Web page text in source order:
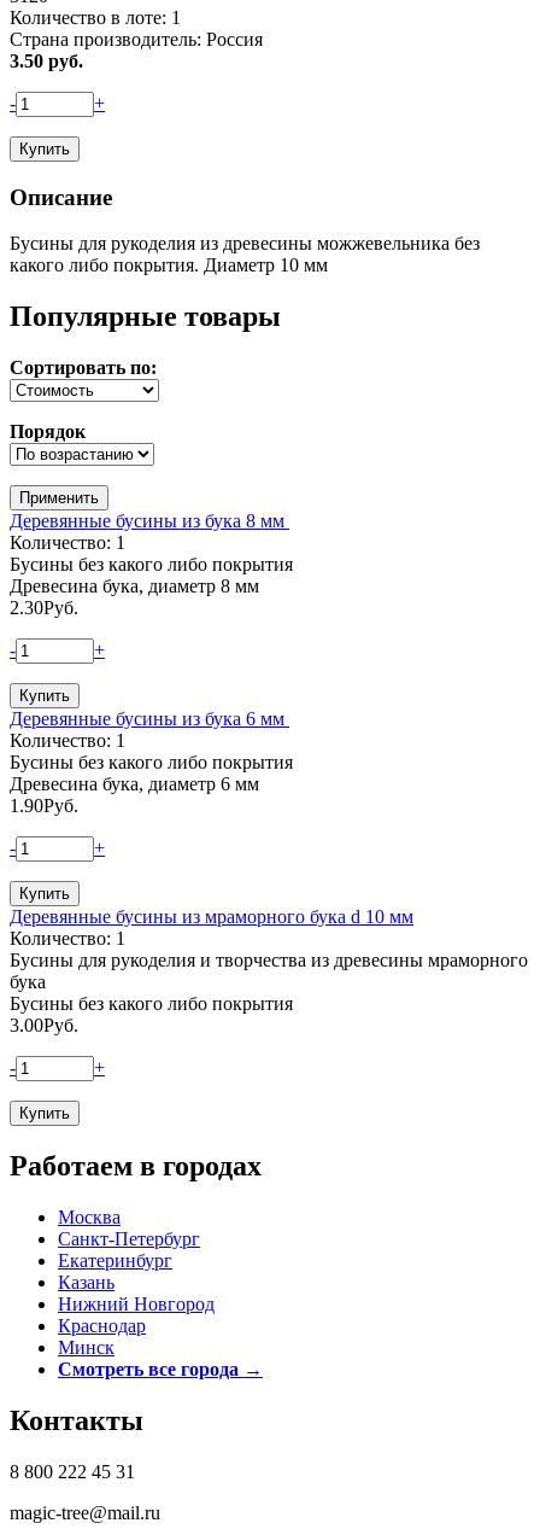
Количество в лоте: 1
Страна производитель: Россия
3.50 руб.
- +
Описание
Бусины для рукоделия из древесины можжевельника без
какого либо покрытия. Диаметр 10 мм
Популярные товары
Сортировать по:
Порядок
Деревянные бусины из бука 8 мм
Количество: 1
Бусины без какого либо покрытия
Древесина бука, диаметр 8 мм
2.30Руб.
- +
Деревянные бусины из бука 6 мм
Количество: 1
Бусины без какого либо покрытия
Древесина бука, диаметр 6 мм
1.90Руб.
- +
Деревянные бусины из мраморного бука d 10 мм
Количество: 1
Бусины для рукоделия и творчества из древесины мраморного
бука
Бусины без какого либо покрытия
3.00Руб.
- +
Работаем в городах
Москва
Санкт-Петербург
Екатеринбург
Казань
Нижний Новгород
Краснодар
Минск
Смотреть все города →
Контакты
8 800 222 45 31
magic-tree@mail.ru